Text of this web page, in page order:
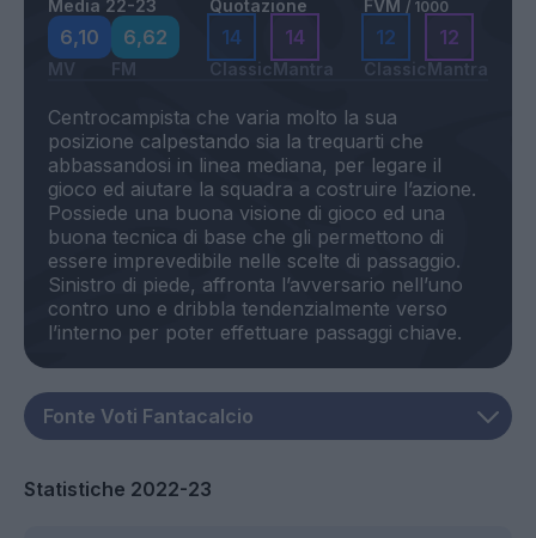
Media 22-23
6,10
MV
6,62
FM
Quotazione
14
Classic
14
Mantra
FVM / 1000
12
Classic
12
Mantra
Centrocampista che varia molto la sua
posizione calpestando sia la trequarti che
abbassandosi in linea mediana, per legare il
gioco ed aiutare la squadra a costruire l’azione.
Possiede una buona visione di gioco ed una
buona tecnica di base che gli permettono di
essere imprevedibile nelle scelte di passaggio.
Sinistro di piede, affronta l’avversario nell’uno
contro uno e dribbla tendenzialmente verso
Statistiche 2022-23